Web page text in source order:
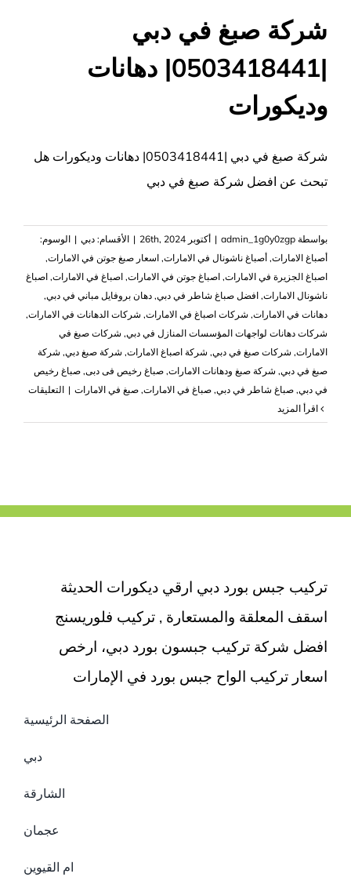
شركة صبغ في دبي
|0503418441| دهانات
وديكورات
شركة صبغ في دبي |0503418441| دهانات وديكورات هل
تبحث عن افضل شركة صبغ في دبي
بواسطة admin_1g0y0zgp
| أكتوبر 26th, 2024 | الأقسام: دبي | الوسوم:
أصباغ الامارات, أصباغ ناشونال في الامارات, اسعار صبغ جوتن في الامارات,
اصباغ الجزيرة في الامارات, اصباغ جوتن في الامارات, اصباغ في الامارات, اصباغ
ناشونال الامارات, افضل صباغ شاطر في دبي, دهان بروفايل مباني في دبي,
دهانات في الامارات, شركات اصباغ في الامارات, شركات الدهانات في الامارات,
شركات دهانات لواجهات المؤسسات المنازل في دبي, شركات صبغ في
الامارات, شركات صبغ في دبي, شركة اصباغ الامارات, شركة صبغ دبي, شركة
صبغ في دبي, شركة صبغ ودهانات الامارات, صباغ رخيص فى دبى, صباغ رخيص
في دبي, صباغ شاطر في دبي, صباغ في الامارات, صبغ في الامارات | التعليقاتعلى
صبغ
تركيب جبس بورد دبي ارقي ديكورات الحديثة
اسقف المعلقة والمستعارة , تركيب فلوريسنج
افضل شركة تركيب جبسون بورد دبي، ارخص
اسعار تركيب الواح جبس بورد في الإمارات
الصفحة الرئيسية
دبي
الشارقة
عجمان
ام القيوين